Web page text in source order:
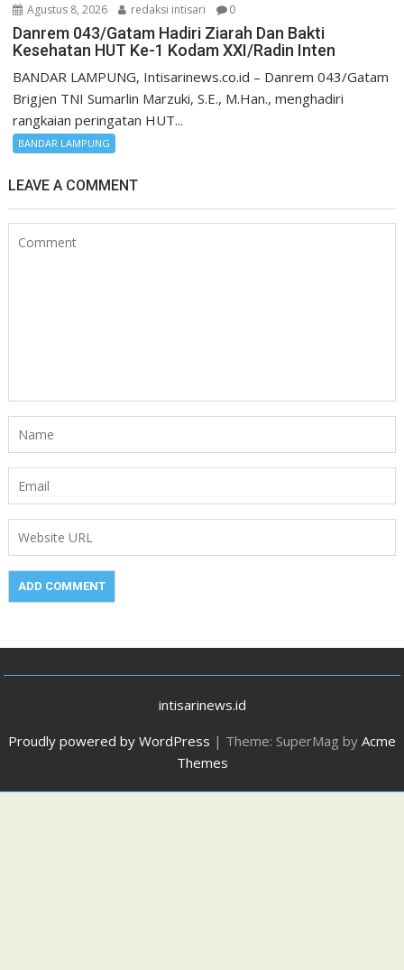
Agustus 8, 2026 redaksi intisari 0
Danrem 043/Gatam Hadiri Ziarah Dan Bakti
Kesehatan HUT Ke-1 Kodam XXI/Radin Inten
BANDAR LAMPUNG, Intisarinews.co.id – Danrem 043/Gatam
Brigjen TNI Sumarlin Marzuki, S.E., M.Han., menghadiri
rangkaian peringatan HUT...
BANDAR LAMPUNG
LEAVE A COMMENT
intisarinews.id
Proudly powered by WordPress | Theme: SuperMag by Acme
Themes